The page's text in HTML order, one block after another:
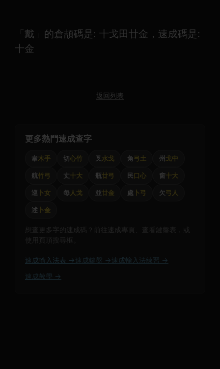
「戴」的倉頡碼是: 十戈田廿金，速成碼是:
十金
返回列表
更多熱門速成查字
韋木手 切心竹 叉 水戈 角弓土 州 戈中
航竹弓 丈十大 瓶廿弓 民口心 窗十大
巡 卜女 每人戈 並廿金 處 卜弓 欠弓人
述 卜金
想查更多字的速成碼？前往速成專頁、查看鍵盤表，或
使用頁頂搜尋框。
速成輸入法表 → 速成鍵盤 → 速成輸入法練習 →
速成教學 →